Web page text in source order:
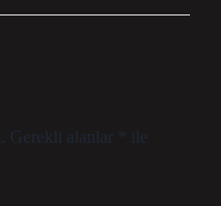
Gerekli alanlar
ile